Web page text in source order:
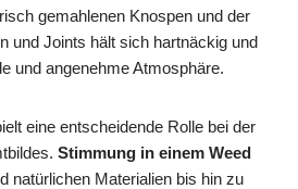
gemahlenen Knospen und der
und Joints hält sich hartnäckig und
und angenehme Atmosphäre.
eine entscheidende Rolle bei der
Stimmung in einem Weed
natürlichen Materialien bis hin zu